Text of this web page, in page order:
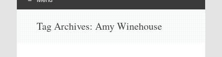
Tag Archives: Amy Winehouse